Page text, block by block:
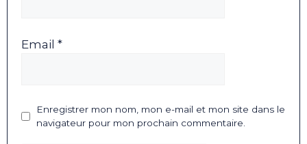
Email *
Enregistrer mon nom, mon e-mail et mon site dans le
navigateur pour mon prochain commentaire.